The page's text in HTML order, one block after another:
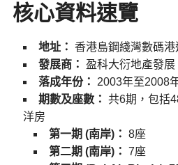
核心資料速覽
地址： 香港島鋼綫灣數碼港
發展商： 盈科大衍地產發展
落成年份：
2003年至2008
期數及座數： 共6期，包括
洋房
第一期 (南岸)： 8座
第二期 (南岸)： 7座